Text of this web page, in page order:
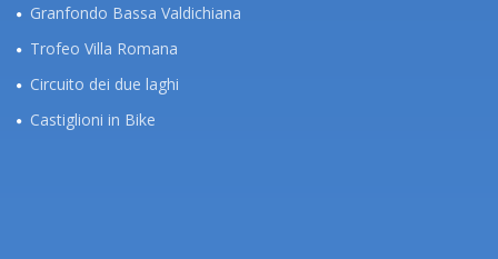
Granfondo Bassa Valdichiana
Trofeo Villa Romana
Circuito dei due laghi
Castiglioni in Bike